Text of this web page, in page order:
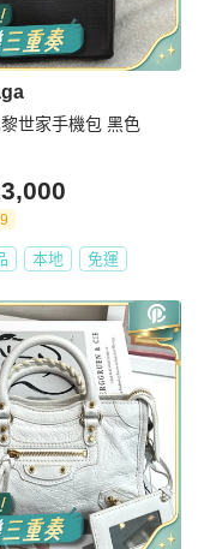
世家手機包 黑色
本地 免運